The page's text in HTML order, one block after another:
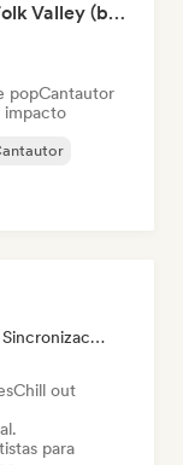
Country Town and Indie Folk Valley (by Heartland Highway)
popCantautor
impacto
Mentor, Editor, Supervisor De Sincronización
Chill out
para